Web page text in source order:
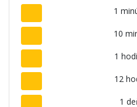
1
10
1
12
1